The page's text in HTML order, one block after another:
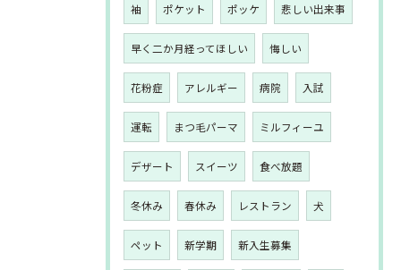
袖 ポケット ポッケ 悲しい出来事
早く二か月経ってほしい 悔しい
花粉症 アレルギー 病院 入試
運転 まつ毛パーマ ミルフィーユ
デザート スイーツ 食べ放題
冬休み 春休み レストラン 犬
ペット 新学期 新入生募集